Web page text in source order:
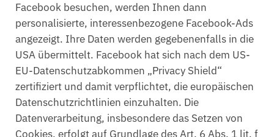
Facebook besuchen, werden Ihnen dann
personalisierte, interessenbezogene Facebook-Ads
angezeigt. Ihre Daten werden gegebenenfalls in die
USA übermittelt. Facebook hat sich nach dem US-
EU-Datenschutzabkommen „Privacy Shield“
zertifiziert und damit verpflichtet, die europäischen
Datenschutzrichtlinien einzuhalten. Die
Datenverarbeitung, insbesondere das Setzen von
Cookies, erfolgt auf Grundlage des Art. 6 Abs. 1 lit. f